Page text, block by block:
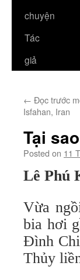
chuyện
Tác
giả
← Đọc trước
Isfahan, Iran
Tại
Posted on 11
Lê Phú
Vừa
bia hơi
Đình
Thủy